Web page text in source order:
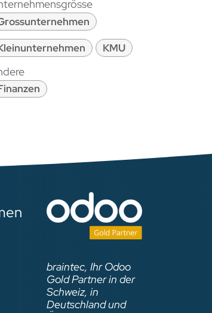
KMU
braintec, Ihr Odoo
Gold Partner in der
Schweiz, in
Deutschland und